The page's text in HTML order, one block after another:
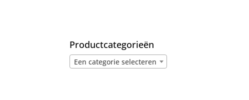
Productcategorieën
Een categorie selecteren